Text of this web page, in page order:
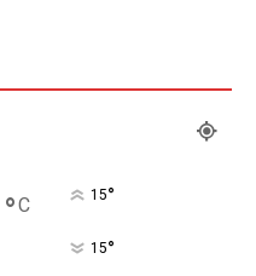
°C 15°
15°